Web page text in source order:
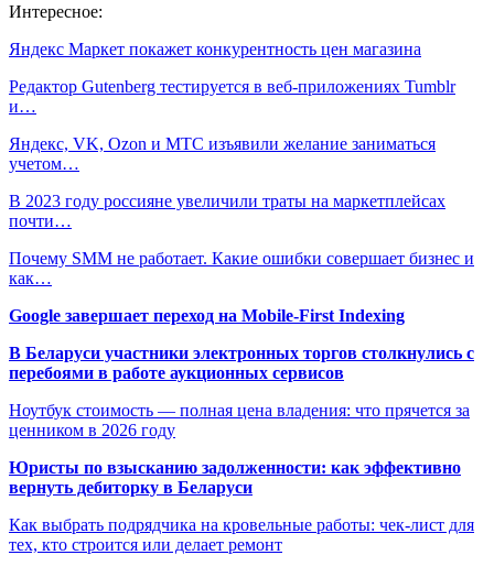
Интересное:
Яндекс Маркет покажет конкурентность цен магазина
Редактор Gutenberg тестируется в веб-приложениях Tumblr
и…
Яндекс, VK, Ozon и МТС изъявили желание заниматься
учетом…
В 2023 году россияне увеличили траты на маркетплейсах
почти…
Почему SMM не работает. Какие ошибки совершает бизнес и
как…
Google завершает переход на Mobile-First Indexing
В Беларуси участники электронных торгов столкнулись с
перебоями в работе аукционных сервисов
Ноутбук стоимость — полная цена владения: что прячется за
ценником в 2026 году
Юристы по взысканию задолженности: как эффективно
вернуть дебиторку в Беларуси
Как выбрать подрядчика на кровельные работы: чек-лист для
тех, кто строится или делает ремонт